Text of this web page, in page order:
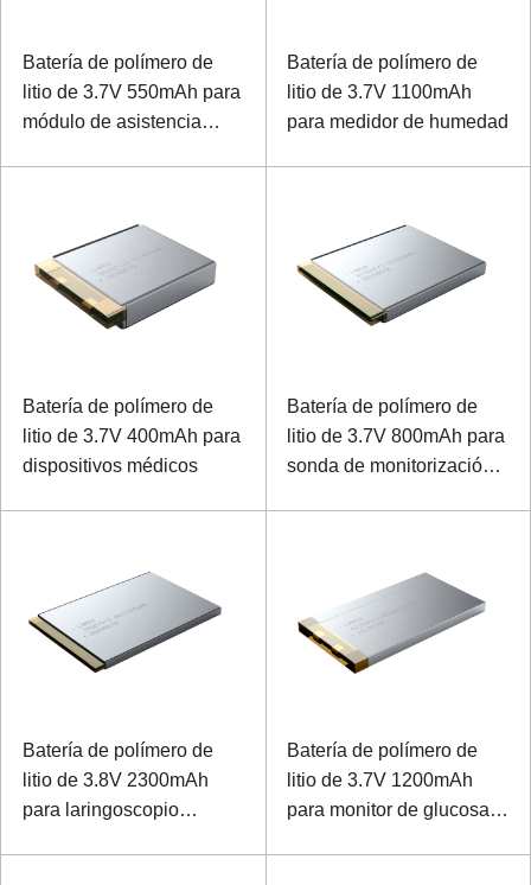
Batería de polímero de
litio de 3.7V 550mAh para
módulo de asistencia
Batería de polímero de
litio de 3.7V 1100mAh
para medidor de humedad
Batería de polímero de
litio de 3.7V 400mAh para
dispositivos médicos
Batería de polímero de
litio de 3.7V 800mAh para
sonda de monitorización
Batería de polímero de
litio de 3.8V 2300mAh
para laringoscopio
Batería de polímero de
litio de 3.7V 1200mAh
para monitor de glucosa